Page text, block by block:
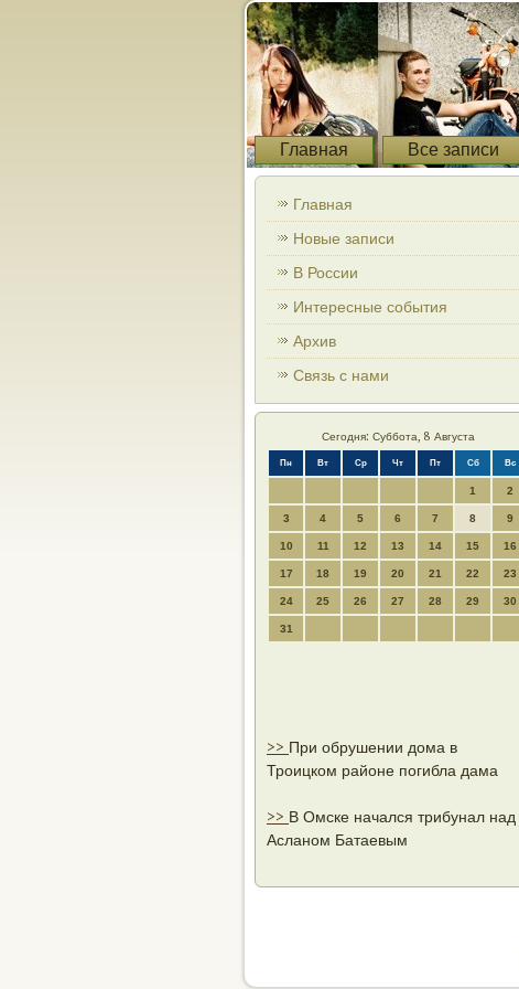
Главная Все записи
Главная
Новые записи
В России
Интересные события
Архив
Связь с нами
Сегодня: Суббота, 8 Августа
Пн Вт Ср Чт Пт Сб Вс
1 2
3 4 5 6 7 8 9
10 11 12 13 14 15 16
17 18 19 20 21 22 23
24 25 26 27 28 29 30
31
>> При обрушении дома в
Троицком районе погибла дама
>> В Омске начался трибунал над
Асланом Батаевым